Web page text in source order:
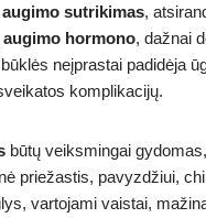
augimo sutrikimas,
augimo hormono, dažnai
neįprastai padidėja
komplikacijų.
būtų veiksmingai
priežastis, pavyzdžiui,
vartojami vaistai,